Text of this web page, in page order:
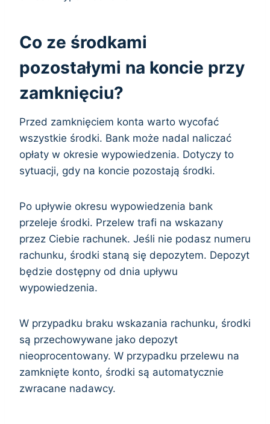
Co ze środkami
pozostałymi na koncie przy
zamknięciu?
Przed zamknięciem konta warto wycofać
wszystkie środki. Bank może nadal naliczać
opłaty w okresie wypowiedzenia. Dotyczy to
sytuacji, gdy na koncie pozostają środki.
Po upływie okresu wypowiedzenia bank
przeleje środki. Przelew trafi na wskazany
przez Ciebie rachunek. Jeśli nie podasz numeru
rachunku, środki staną się depozytem. Depozyt
będzie dostępny od dnia upływu
wypowiedzenia.
W przypadku braku wskazania rachunku, środki
są przechowywane jako depozyt
nieoprocentowany. W przypadku przelewu na
zamknięte konto, środki są automatycznie
zwracane nadawcy.